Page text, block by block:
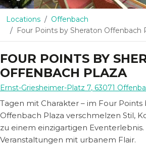
Locations
Offenbach
Four Points by Sheraton Offenbach
FOUR POINTS BY
OFFENBACH PLAZA
Ernst-Griesheimer-Platz 7, 63071
Tagen mit Charakter – im Four Points
Offenbach Plaza verschmelzen Stil,
zu einem einzigartigen Eventerlebnis.
Veranstaltungen mit urbanem Flair.